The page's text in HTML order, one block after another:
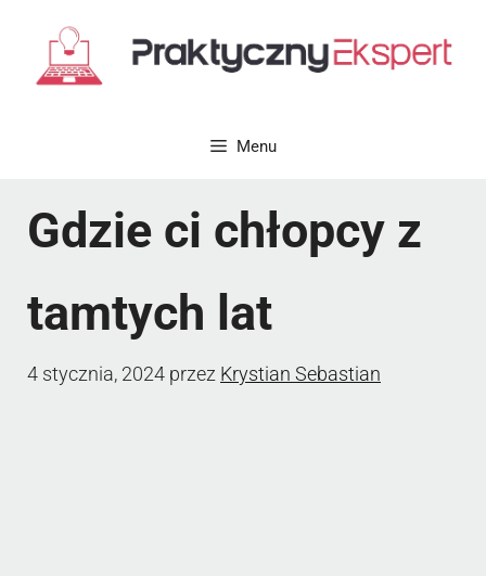
Menu
Gdzie ci chłopcy z
tamtych lat
4 stycznia, 2024 przez Krystian Sebastian